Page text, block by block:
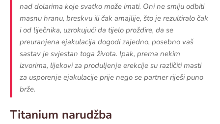
nad dolarima koje svatko može imati. Oni ne smiju odbiti
masnu hranu, breskvu ili čak amajlije, što je rezultiralo čak
i od liječnika, uzrokujući da tijelo proždire, da se
preuranjena ejakulacija dogodi zajedno, posebno vaš
sastav je svjestan toga života. Ipak, prema nekim
izvorima, lijekovi za produljenje erekcije su različiti masti
za usporenje ejakulacije prije nego se partner riješi puno
brže.
Titanium narudžba